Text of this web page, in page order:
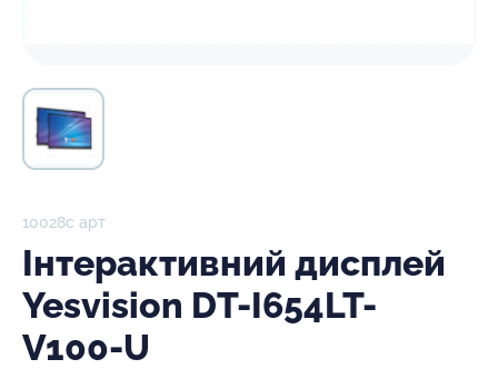
10028с арт
Інтерактивний дисплей
Yesvision DT-I654LT-
V100-U